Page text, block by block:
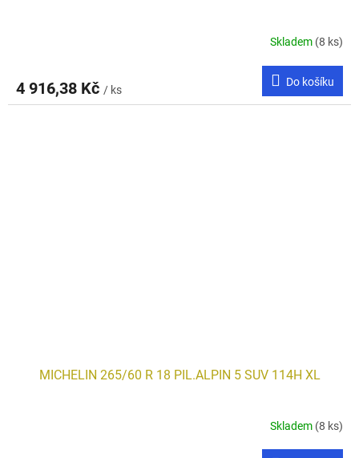
Skladem (8 ks)
4 916,38 Kč / ks
Do košíku
MICHELIN 265/60 R 18 PIL.ALPIN 5 SUV 114H XL
Skladem (8 ks)